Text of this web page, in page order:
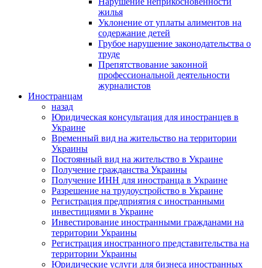
жилья
Уклонение от уплаты алиментов на
содержание детей
Грубое нарушение законодательства о
труде
Препятствование законной
профессиональной деятельности
журналистов
Иностранцам
назад
Юридическая консультация для иностранцев в
Украине
Временный вид на жительство на территории
Украины
Постоянный вид на жительство в Украине
Получение гражданства Украины
Получение ИНН для иностранца в Украине
Разрешение на трудоустройство в Украине
Регистрация предприятия с иностранными
инвестициями в Украине
Инвестирование иностранными гражданами на
территории Украины
Регистрация иностранного представительства на
территории Украины
Юридические услуги для бизнеса иностранных